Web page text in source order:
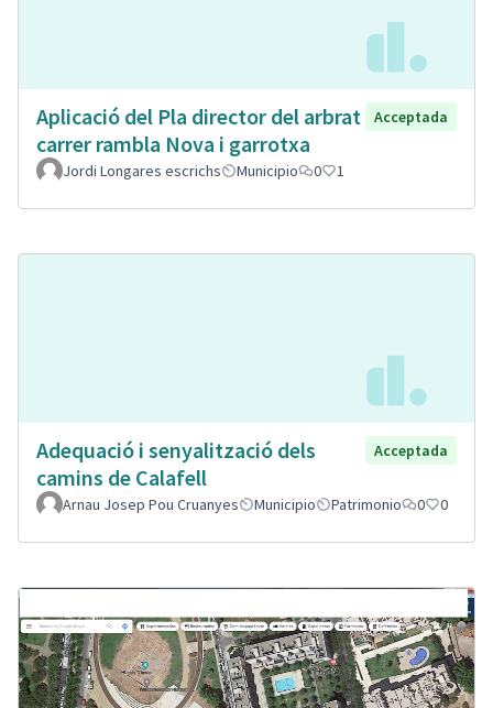
Aplicació del Pla director del arbrat
carrer rambla Nova i garrotxa
Acceptada
Jordi Longares escrichs Municipio 0 1
Adequació i senyalització dels
camins de Calafell
Acceptada
Arnau Josep Pou Cruanyes Municipio Patrimonio 0 0